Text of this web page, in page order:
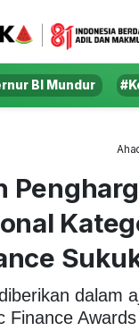
BI Mundur
dalam
Finance